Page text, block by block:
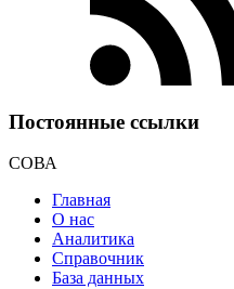
Постоянные ссылки
СОВА
Главная
О нас
Аналитика
Справочник
База данных